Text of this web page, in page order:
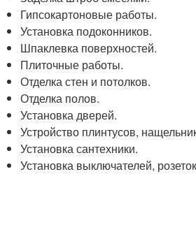
Гипсокартоновые работы.
Установка подоконников.
Шпаклевка поверхностей.
Плиточные работы.
Отделка стен и потолков.
Отделка полов.
Установка дверей.
Устройство плинтусов,
Установка сантехники.
Установка выключателей,